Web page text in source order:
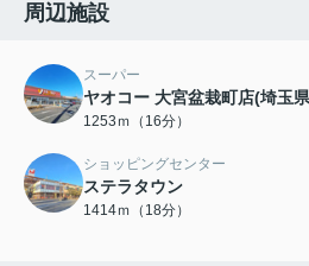
周辺施設
スーパー
ヤオコー 大宮盆栽町店(埼玉
1253ｍ（16分）
ショッピングセンター
ステラタウン
1414ｍ（18分）